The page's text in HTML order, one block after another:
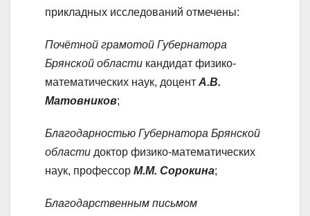
прикладных исследований отмечены:
Почётной грамотой Губернатора
Брянской области кандидат физико-
математических наук, доцент А.В.
Матовников;
Благодарностью Губернатора Брянской
области доктор физико-математических
наук, профессор М.М. Сорокина;
Благодарственным письмом